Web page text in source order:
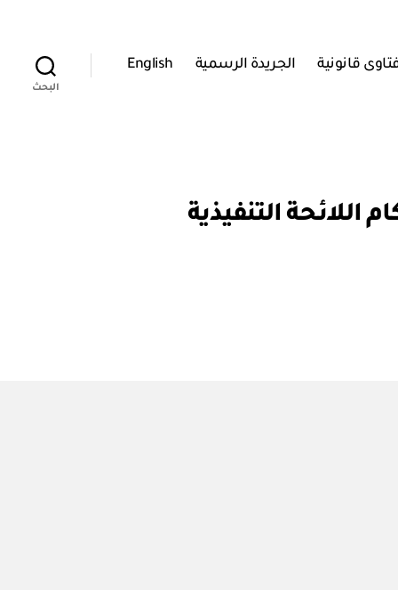
قانونية الجريدة الرسمية English
البحث
بتعديل بعض أحكام اللائحة التنفيذية